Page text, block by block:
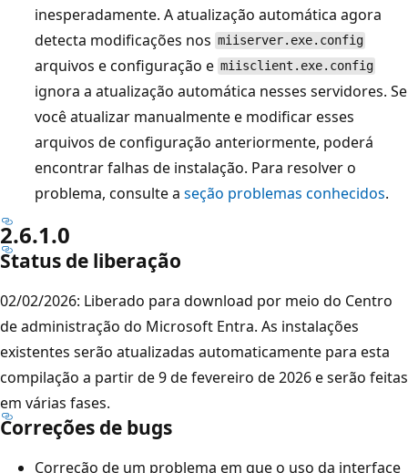
inesperadamente. A atualização automática agora
detecta modificações nos miiserver.exe.config
arquivos e configuração e miisclient.exe.config
ignora a atualização automática nesses servidores. Se
você atualizar manualmente e modificar esses
arquivos de configuração anteriormente, poderá
encontrar falhas de instalação. Para resolver o
problema, consulte a seção problemas conhecidos.
2.6.1.0
Status de liberação
02/02/2026: Liberado para download por meio do Centro
de administração do Microsoft Entra. As instalações
existentes serão atualizadas automaticamente para esta
compilação a partir de 9 de fevereiro de 2026 e serão feitas
em várias fases.
Correções de bugs
Correção de um problema em que o uso da interface